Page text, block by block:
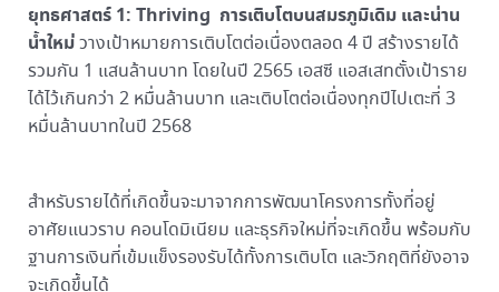
ยุทธศาสตร์ 1: Thriving การเติบโตบนสมรภูมิเดิม และน่าน
น้ำใหม่วางเป้าหมายการเติบโตต่อเนื่องตลอด 4 ปี สร้างรายได้
รวมกัน 1 แสนล้านบาท โดยในปี 2565 เอสซี แอสเสทตั้งเป้าราย
ได้ไว้เกินกว่า 2 หมื่นล้านบาท และเติบโตต่อเนื่องทุกปีไปเตะที่ 3
หมื่นล้านบาทในปี 2568
สำหรับรายได้ที่เกิดขึ้นจะมาจากการพัฒนาโครงการทั้งที่อยู่
อาศัยแนวราบ คอนโดมิเนียม และธุรกิจใหม่ที่จะเกิดขึ้น พร้อมกับ
ฐานการเงินที่เข้มแข็งรองรับได้ทั้งการเติบโต และวิกฤติที่ยังอาจ
จะเกิดขึ้นได้